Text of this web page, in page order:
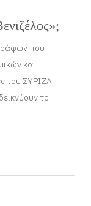
που
και
του ΣΥΡΙΖΑ
το